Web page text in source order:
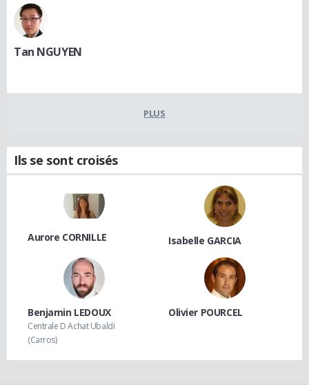
Tan NGUYEN
PLUS
Ils se sont croisés
Aurore CORNILLE Isabelle GARCIA
Benjamin LEDOUX
Centrale D Achat Ubaldi
(Carros)
Olivier POURCEL